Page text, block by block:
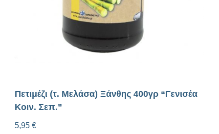
Πετιμέζι (τ. Μελάσα) Ξάνθης 400γρ “Γενισέα
Κοιν. Σεπ.”
5,95 €